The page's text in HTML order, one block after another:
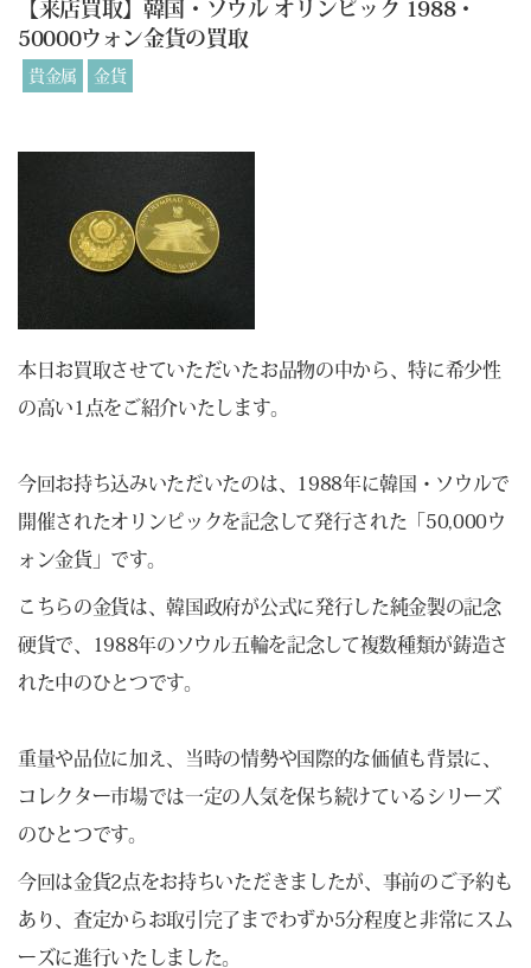
【来店買取】韓国・ソウル オリンピック 1988・
50000ウォン金貨の買取
貴金属 金貨
本日お買取させていただいたお品物の中から、特に希少性
の高い1点をご紹介いたします。
今回お持ち込みいただいたのは、1988年に韓国・ソウルで
開催されたオリンピックを記念して発行された「50,000ウ
ォン金貨」です。
こちらの金貨は、韓国政府が公式に発行した純金製の記念
硬貨で、1988年のソウル五輪を記念して複数種類が鋳造さ
れた中のひとつです。
重量や品位に加え、当時の情勢や国際的な価値も背景に、
コレクター市場では一定の人気を保ち続けているシリーズ
のひとつです。
今回は金貨2点をお持ちいただきましたが、事前のご予約も
あり、査定からお取引完了までわずか5分程度と非常にスム
ーズに進行いたしました。